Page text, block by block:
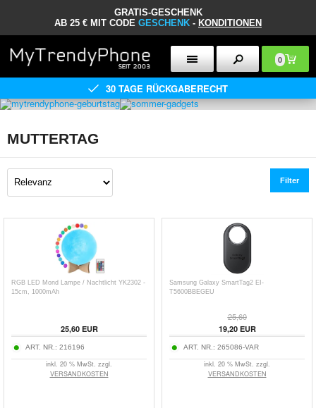
GRATIS-GESCHENK
AB 25 € MIT CODE GESCHENK - KONDITIONEN
0
30 TAGE RÜCKGABERECHT
MUTTERTAG
Filter
RGB LED Mond Lampe / Nachtlicht YK2302 -
15cm, 1000mAh
25,60 EUR
ART. NR.: 216196
inkl. 20 % MwSt. zzgl.
VERSANDKOSTEN
Samsung Galaxy SmartTag2 EI-
T5600BBEGEU
25,60
19,20 EUR
ART. NR.: 265086-VAR
inkl. 20 % MwSt. zzgl.
VERSANDKOSTEN